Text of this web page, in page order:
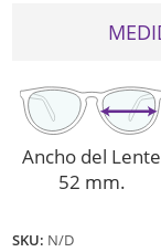
Ancho del Lente
52 mm.
SKU: N/D